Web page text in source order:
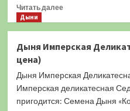
гр.
Читать далееПрочитать
Грунтовая
(0,5
(Лучшая
цена)
Дыни
Дыня Имперская
цена)
Дыня Имперская
Имперская деликатесная
пригодится: Семена Дыня